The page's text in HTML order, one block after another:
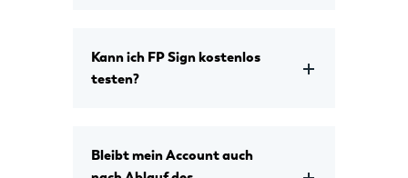
Kann ich FP Sign kostenlos
testen?
Bleibt mein Account auch